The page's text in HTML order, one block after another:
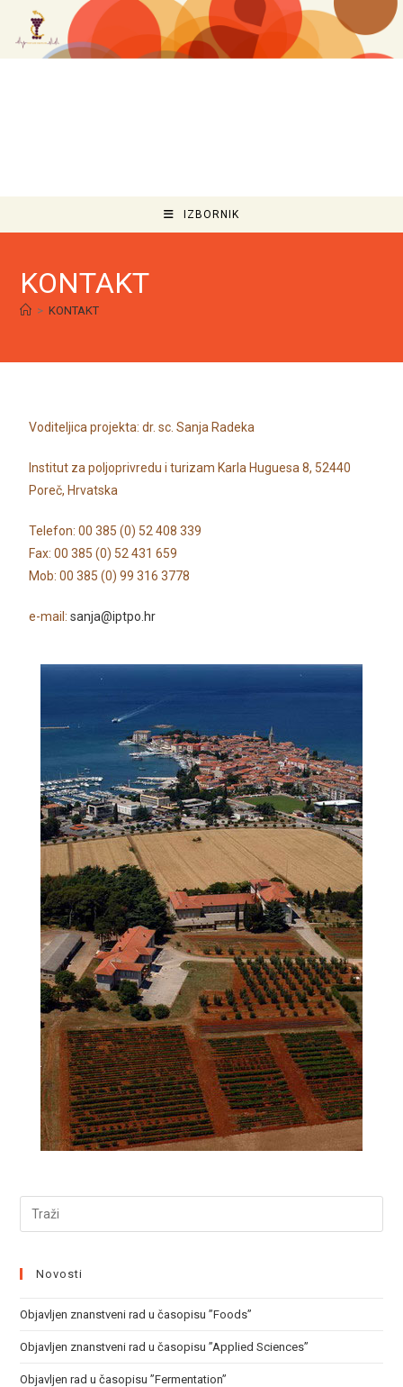
IZBORNIK
KONTAKT
> KONTAKT
Voditeljica projekta: dr. sc. Sanja Radeka
Institut za poljoprivredu i turizam Karla Huguesa 8, 52440
Poreč, Hrvatska
Telefon: 00 385 (0) 52 408 339
Fax: 00 385 (0) 52 431 659
Mob: 00 385 (0) 99 316 3778
e-mail:sanja@iptpo.hr
Novosti
Objavljen znanstveni rad u časopisu ”Foods”
Objavljen znanstveni rad u časopisu ”Applied Sciences”
Objavljen rad u časopisu ”Fermentation”